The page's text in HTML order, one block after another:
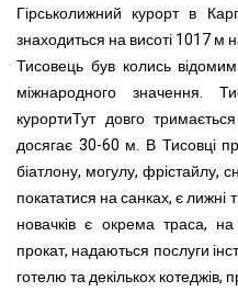
Гірськолижний курорт в
знаходиться на висоті 1017
Тисовець був колись
міжнародного значення.
курортиТут довго
досягає 30-60 м. В Тисовці
біатлону, могулу, фрістайлу,
покататися на санках, є лижні
новачків є окрема траса,
прокат, надаються послуги
готелю та декількох